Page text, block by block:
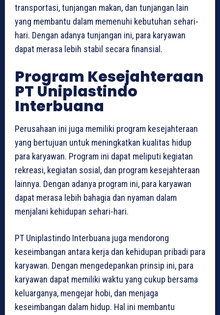
transportasi, tunjangan makan, dan tunjangan lain
yang membantu dalam memenuhi kebutuhan sehari-
hari. Dengan adanya tunjangan ini, para karyawan
dapat merasa lebih stabil secara finansial.
Program Kesejahteraan
PT Uniplastindo
Interbuana
Perusahaan ini juga memiliki program kesejahteraan
yang bertujuan untuk meningkatkan kualitas hidup
para karyawan. Program ini dapat meliputi kegiatan
rekreasi, kegiatan sosial, dan program kesejahteraan
lainnya. Dengan adanya program ini, para karyawan
dapat merasa lebih bahagia dan nyaman dalam
menjalani kehidupan sehari-hari.
PT Uniplastindo Interbuana juga mendorong
keseimbangan antara kerja dan kehidupan pribadi para
karyawan. Dengan mengedepankan prinsip ini, para
karyawan dapat memiliki waktu yang cukup bersama
keluarganya, mengejar hobi, dan menjaga
keseimbangan dalam hidup. Hal ini membantu